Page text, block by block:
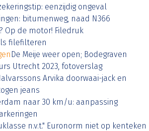
eenzijdig ongeval
bitumenweg, naad N366
Op de motor! Filedruk
filefilteren
De Meije weer open; Bodegraven
Utrecht 2023, fotoverslag
Arvika doorwaai-jack en
jeans
naar 30 km/u: aanpassing
n.v.t." Euronorm niet op kenteken